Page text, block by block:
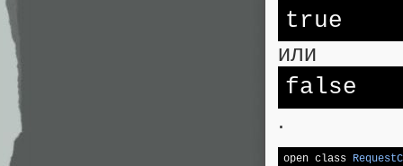
true
или
false
.
open class